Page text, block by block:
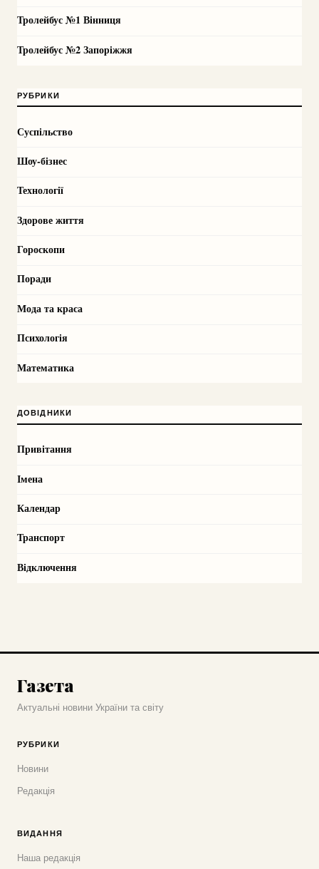
Тролейбус №1 Вінниця
Тролейбус №2 Запоріжжя
РУБРИКИ
Суспільство
Шоу-бізнес
Технології
Здорове життя
Гороскопи
Поради
Мода та краса
Психологія
Математика
ДОВІДНИКИ
Привітання
Імена
Календар
Транспорт
Відключення
Газета
Актуальні новини України та світу
РУБРИКИ
Новини
Редакція
ВИДАННЯ
Наша редакція